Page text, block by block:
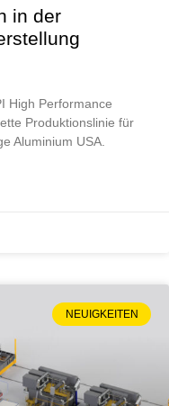
in der
High Performance
Produktionslinie für
Aluminium USA.
NEUIGKEITEN